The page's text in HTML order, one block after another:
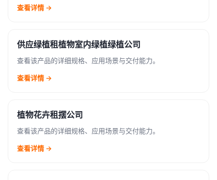
查看详情 →
供应绿植租植物室内绿植绿植公司
查看该产品的详细规格、应用场景与交付能力。
查看详情 →
植物花卉租摆公司
查看该产品的详细规格、应用场景与交付能力。
查看详情 →